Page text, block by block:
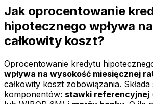
Jak oprocentowanie
hipotecznego wpływa
całkowity koszt?
Oprocentowanie kredytu
wpływa na wysokość miesięcznej
całkowity koszt zobowiązania.
komponentów: stawki referencyjnej